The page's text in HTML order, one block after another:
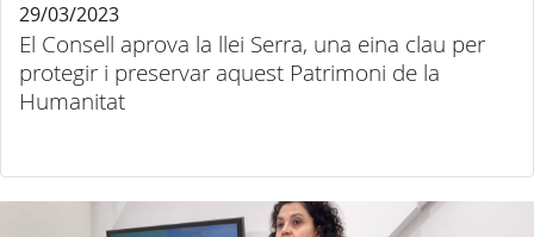
El Consell aprova la llei Serra, una eina clau per
protegir i preservar aquest Patrimoni de la
Humanitat
29/03/2023